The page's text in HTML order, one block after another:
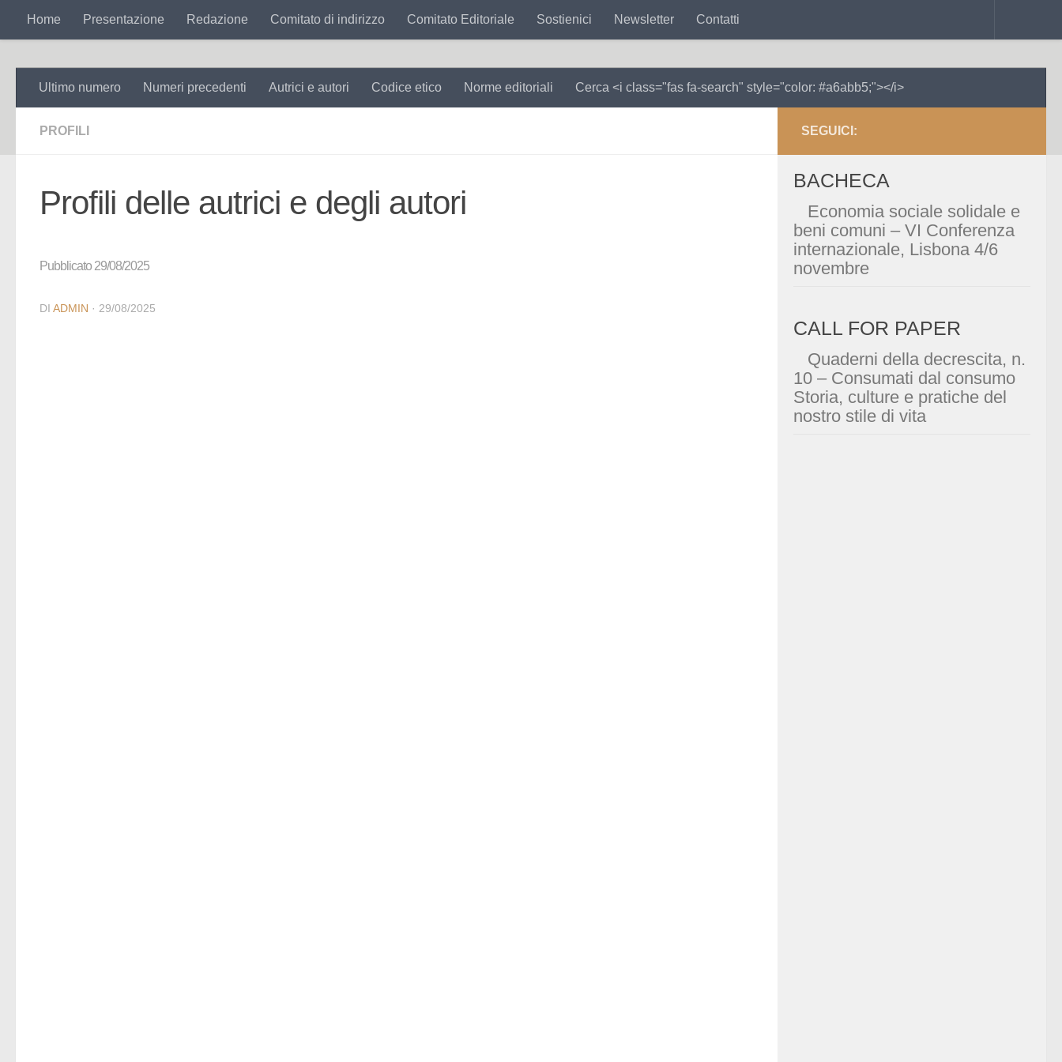
Salta al contenuto
Home Presentazione Redazione Comitato di indirizzo Comitato Editoriale Sostienici Newsletter Contatti
periodico di ecologia,
società & politica
open access e creative commons
ISSN 3034-9966
Ultimo numero Numeri precedenti Autrici e autori Codice etico Norme editoriali Cerca <i class="fas fa-search" style="color: #a6abb5;"></i>
PROFILI
Profili delle autrici e degli autori
Pubblicato 29/08/2025
DI ADMIN · 29/08/2025
SEGUICI:
BACHECA
Economia sociale solidale e
beni comuni – VI Conferenza
internazionale, Lisbona 4/6
novembre
CALL FOR PAPER
Quaderni della decrescita, n.
10 – Consumati dal consumo
Storia, culture e pratiche del
nostro stile di vita